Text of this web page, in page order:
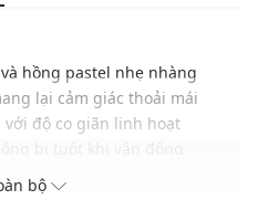
hồng pastel nhẹ nhàng
lại cảm giác thoải mái
độ co giãn linh hoạt
cùng giày sneakers
bộ